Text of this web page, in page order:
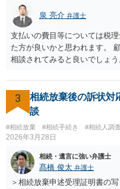
泉 亮介 弁護士
支払いの費目等については税
た方が良いかと思われます。
相談されてみると良いでしょう
3
相続放棄後の訴状対
談
#相続放棄 #相続手続き #相続人調
2026年3月28日
相続・遺言に強い弁護士
髙橋 俊太 弁護士
＞相続放棄申述受理証明書の